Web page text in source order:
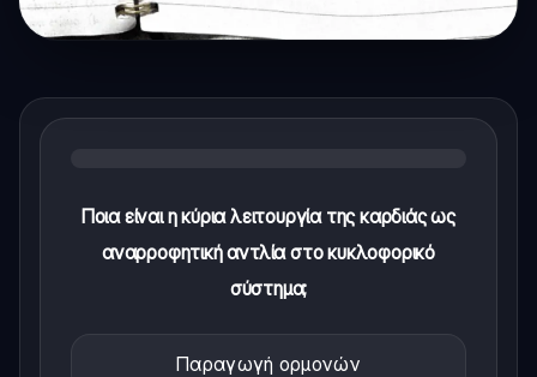
Ποια είναι η κύρια λειτουργία της καρδιάς ως
αναρροφητική αντλία στο κυκλοφορικό
σύστημα;
Παραγωγή ορμονών